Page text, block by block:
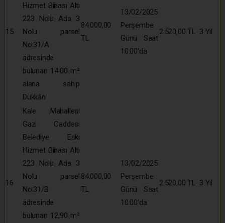
15
Hizmet Binası Altı
223 Nolu Ada 3
Nolu parsel
No:31/A
adresinde
bulunan 14.00 m²
alana sahip
Dükkân
84.000,00
TL
13/02/2025
Perşembe
Günü Saat
10:00’da
2.520,00 TL 3 Yıl
16
Kale Mahallesi
Gazi Caddesi
Belediye Eski
Hizmet Binası Altı
223 Nolu Ada 3
Nolu parsel
No:31/B
adresinde
bulunan 12,90 m²
84.000,00
TL
13/02/2025
Perşembe
Günü Saat
10:00’da
2.520,00 TL 3 Yıl